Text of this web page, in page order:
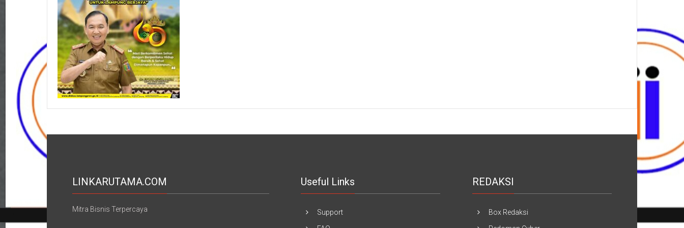
LINKARUTAMA.COM
Mitra Bisnis Terpercaya
Useful Links
Support
REDAKSI
Box Redaksi